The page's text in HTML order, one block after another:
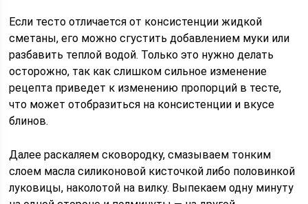
Если тесто отличается от консистенции жидкой
сметаны, его можно сгустить добавлением муки или
разбавить теплой водой. Только это нужно делать
осторожно, так как слишком сильное изменение
рецепта приведет к изменению пропорций в тесте,
что может отобразиться на консистенции и вкусе
блинов.
Далее раскаляем сковородку, смазываем тонким
слоем масла силиконовой кисточкой либо половинкой
луковицы, наколотой на вилку. Выпекаем одну минуту